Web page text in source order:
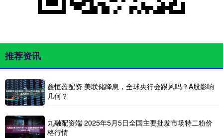
推荐资讯
鑫恒盈配资 美联储降息，全球央行会跟风吗？A股影响
几何？
九融配资端 2025年5月5日全国主要批发市场特二粉价
格行情